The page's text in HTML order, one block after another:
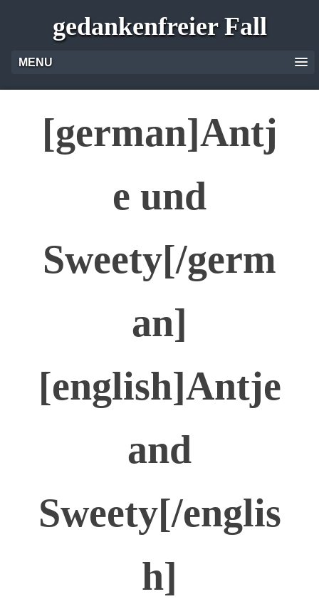
gedankenfreier Fall
MENU
[german]Antj
e und
Sweety[/germ
an]
[english]Antje
and
Sweety[/englis
h]